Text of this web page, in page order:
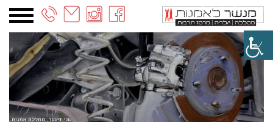
03-
6887090